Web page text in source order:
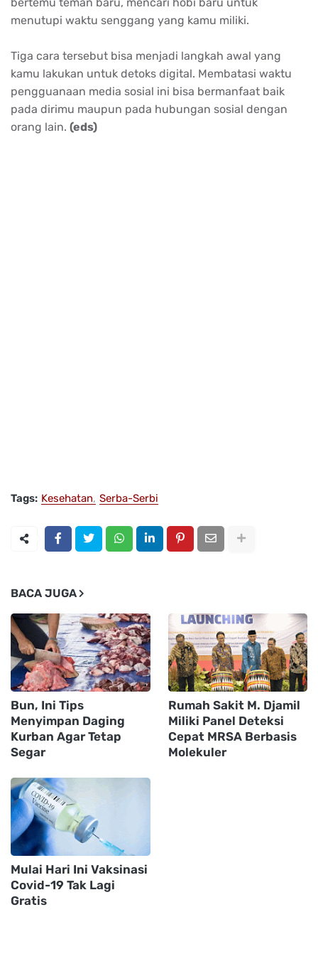
menutupi waktu senggang yang kamu miliki.
Tiga cara tersebut bisa menjadi langkah awal yang
kamu lakukan untuk detoks digital. Membatasi waktu
pengguanaan media sosial ini bisa bermanfaat baik
pada dirimu maupun pada hubungan sosial dengan
orang lain. (eds)
Tags: Kesehatan Serba-Serbi
BACA JUGA
Bun, Ini Tips
Menyimpan Daging
Kurban Agar Tetap
Segar
Rumah Sakit M. Djamil
Miliki Panel Deteksi
Cepat MRSA Berbasis
Molekuler
Mulai Hari Ini Vaksinasi
Covid-19 Tak Lagi
Gratis